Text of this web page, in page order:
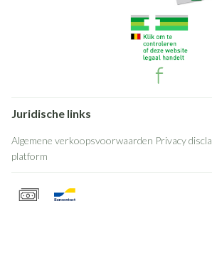
Juridische links
Algemene verkoopsvoorwaarden Privacy
platform